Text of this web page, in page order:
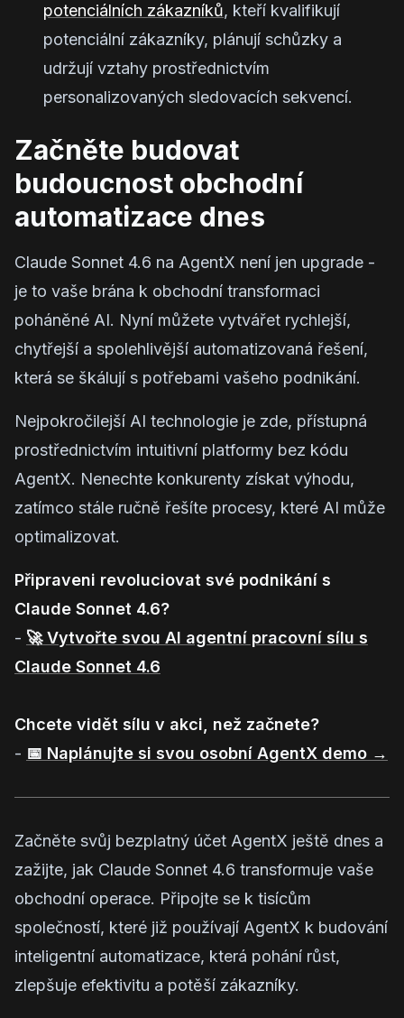
potenciálních zákazníků, kteří kvalifikují
potenciální zákazníky, plánují schůzky a
udržují vztahy prostřednictvím
personalizovaných sledovacích sekvencí.
Začněte budovat
budoucnost obchodní
automatizace dnes
Claude Sonnet 4.6 na AgentX není jen upgrade -
je to vaše brána k obchodní transformaci
poháněné AI. Nyní můžete vytvářet rychlejší,
chytřejší a spolehlivější automatizovaná řešení,
která se škálují s potřebami vašeho podnikání.
Nejpokročilejší AI technologie je zde, přístupná
prostřednictvím intuitivní platformy bez kódu
AgentX. Nenechte konkurenty získat výhodu,
zatímco stále ručně řešíte procesy, které AI může
optimalizovat.
Připraveni revoluciovat své podnikání s
Claude Sonnet 4.6?
- 🚀 Vytvořte svou AI agentní pracovní sílu s
Claude Sonnet 4.6
Chcete vidět sílu v akci, než začnete?
- 📅 Naplánujte si svou osobní AgentX demo →
Začněte svůj bezplatný účet AgentX ještě dnes a
zažijte, jak Claude Sonnet 4.6 transformuje vaše
obchodní operace. Připojte se k tisícům
společností, které již používají AgentX k budování
inteligentní automatizace, která pohání růst,
zlepšuje efektivitu a potěší zákazníky.